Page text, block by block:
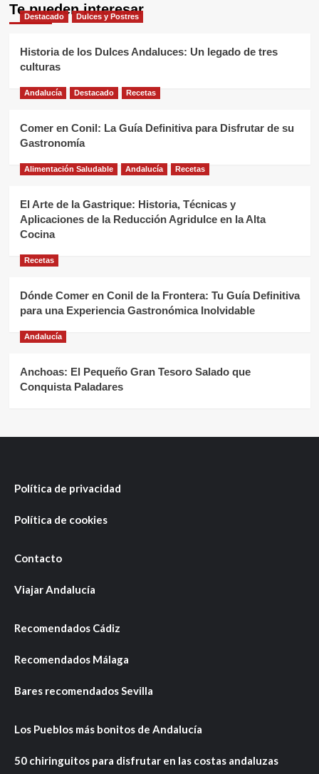
Te pueden interesar
Destacado Dulces y Postres
Historia de los Dulces Andaluces: Un legado de tres
culturas
Andalucía Destacado Recetas
Comer en Conil: La Guía Definitiva para Disfrutar de su
Gastronomía
Alimentación Saludable Andalucía Recetas
El Arte de la Gastrique: Historia, Técnicas y
Aplicaciones de la Reducción Agridulce en la Alta
Cocina
Recetas
Dónde Comer en Conil de la Frontera: Tu Guía Definitiva
para una Experiencia Gastronómica Inolvidable
Andalucía
Anchoas: El Pequeño Gran Tesoro Salado que
Conquista Paladares
Política de privacidad
Política de cookies
Contacto
Viajar Andalucía
Recomendados Cádiz
Recomendados Málaga
Bares recomendados Sevilla
Los Pueblos más bonitos de Andalucía
50 chiringuitos para disfrutar en las costas andaluzas